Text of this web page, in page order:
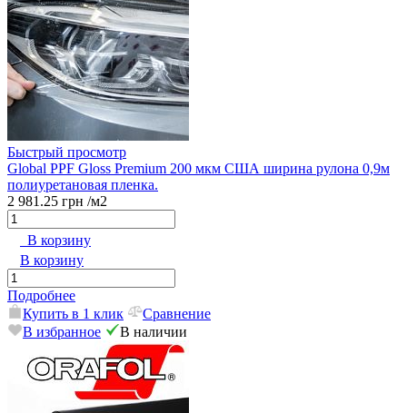
Быстрый просмотр
Global PPF Gloss Premium 200 мкм США ширина рулона 0,9м
полиуретановая пленка.
2 981.25 грн /м2
В корзину
В корзину
Подробнее
Купить в 1 клик
Сравнение
В избранное
В наличии